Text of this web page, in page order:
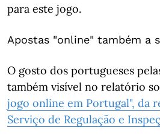
para este jogo.
Apostas "online" também a
O gosto dos portugueses
também visível no relatório
jogo online em Portugal", da
Serviço de Regulação e